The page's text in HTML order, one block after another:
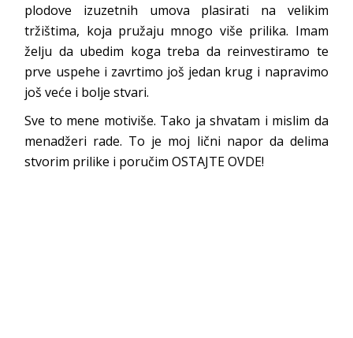
plodove izuzetnih umova plasirati na velikim
tržištima, koja pružaju mnogo više prilika. Imam
želju da ubedim koga treba da reinvestiramo te
prve uspehe i zavrtimo još jedan krug i napravimo
još veće i bolje stvari.
Sve to mene motiviše. Tako ja shvatam i mislim da
menadžeri rade. To je moj lični napor da delima
stvorim prilike i poručim OSTAJTE OVDE!